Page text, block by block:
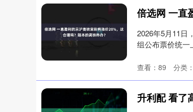
2026年5月11日
组公布票价统
查看： 89 分类：